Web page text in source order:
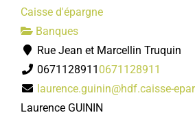
Caisse d'épargne
Banques
Rue Jean et Marcellin Truquin
0671128911 0671128911
laurence.guinin@hdf.caisse-
Laurence GUININ